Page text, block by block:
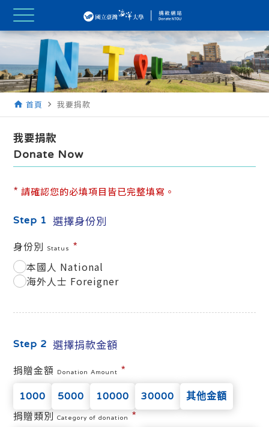
home 首頁 navigate_next 我要捐款
我要捐款
Donate Now
* 請確認您的必填項目皆已完整填寫。
Step 1 選擇身份別
身份別 Status *
本國人 National
海外人士 Foreigner
Step 2 選擇捐款金額
捐贈金額 Donation Amount *
1000 5000 10000 30000 其他金額
捐贈類別Category of donation *